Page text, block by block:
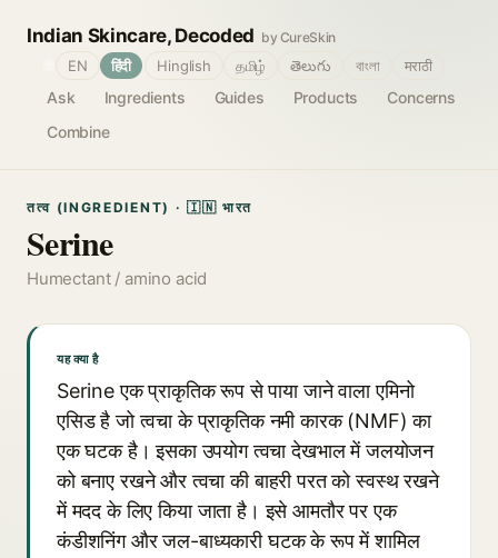
Indian Skincare, Decoded by CureSkin
Ask Ingredients Guides Products
Concerns
Combine
EN हिंदी Hinglish தமிழ் తెలుగు বাংলা मराठी
तत्व (INGREDIENT) · 🇮🇳 भारत
Serine
Humectant / amino acid
यह क्या है
Serine एक प्राकृतिक रूप से पाया जाने वाला एमिनो
एसिड है जो त्वचा के प्राकृतिक नमी कारक (NMF) का
एक घटक है। इसका उपयोग त्वचा देखभाल में जलयोजन
को बनाए रखने और त्वचा की बाहरी परत को स्वस्थ रखने
में मदद के लिए किया जाता है। इसे आमतौर पर एक
कंडीशनिंग और जल-बाध्यकारी घटक के रूप में शामिल